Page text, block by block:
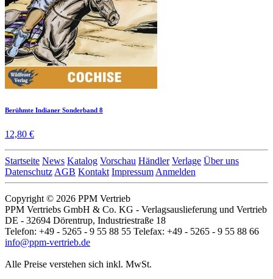
Berühmte Indianer Sonderband 8
12,80 €
Startseite News Katalog Vorschau Händler Verlage Über uns
Datenschutz AGB Kontakt Impressum Anmelden
Copyright © 2026 PPM Vertrieb
PPM Vertriebs GmbH & Co. KG - Verlagsauslieferung und Vertrieb
DE - 32694 Dörentrup, Industriestraße 18
Telefon: +49 - 5265 - 9 55 88 55 Telefax: +49 - 5265 - 9 55 88 66
info@ppm-vertrieb.de
Alle Preise verstehen sich inkl. MwSt.